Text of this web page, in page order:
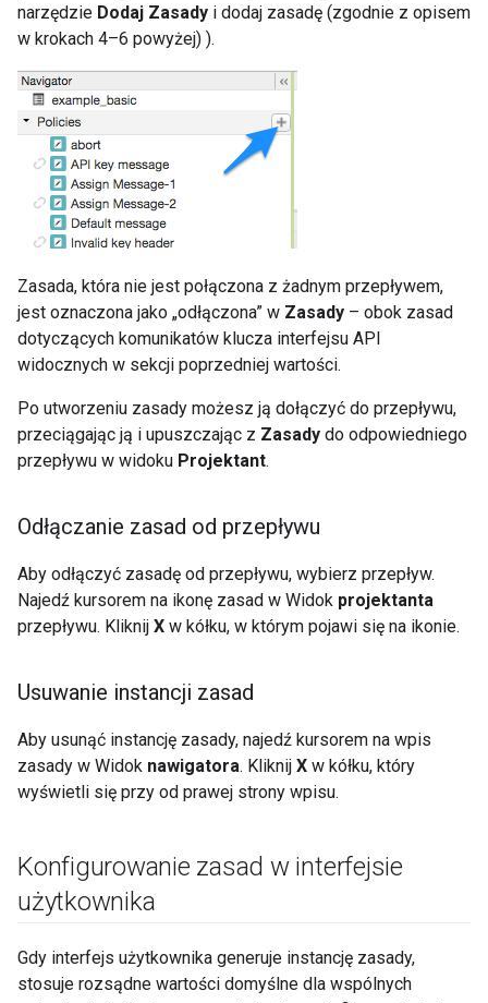
narzędzie Dodaj Zasady i dodaj zasadę (zgodnie z opisem
w krokach 4–6 powyżej) ).
Zasada, która nie jest połączona z żadnym przepływem,
jest oznaczona jako „odłączona” w Zasady – obok zasad
dotyczących komunikatów klucza interfejsu API
widocznych w sekcji poprzedniej wartości.
Po utworzeniu zasady możesz ją dołączyć do przepływu,
przeciągając ją i upuszczając z Zasady do odpowiedniego
przepływu w widoku Projektant.
Odłączanie zasad od przepływu
Aby odłączyć zasadę od przepływu, wybierz przepływ.
Najedź kursorem na ikonę zasad w Widok projektanta
przepływu. Kliknij X w kółku, w którym pojawi się na ikonie.
Usuwanie instancji zasad
Aby usunąć instancję zasady, najedź kursorem na wpis
zasady w Widok nawigatora. Kliknij X w kółku, który
wyświetli się przy od prawej strony wpisu.
Konfigurowanie zasad w interfejsie
użytkownika
Gdy interfejs użytkownika generuje instancję zasady,
stosuje rozsądne wartości domyślne dla wspólnych